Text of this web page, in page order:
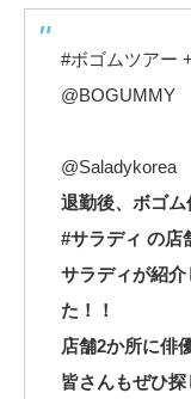
#ボゴムツアー
@BOGUMMY
@Saladykorea
退勤後、ボゴ
#サラディ の店
サラディが紹
た！！
店舗2か所に俳
皆さんもぜひ探